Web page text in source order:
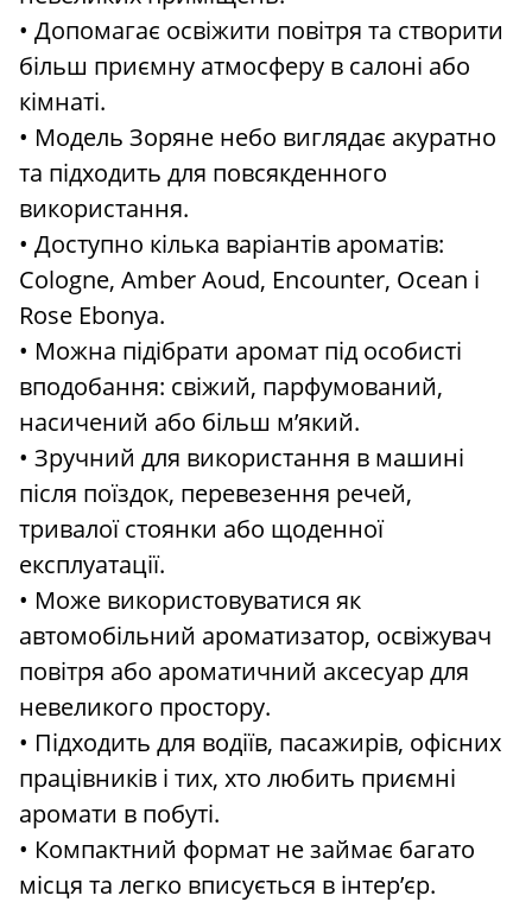
• Допомагає освіжити повітря та створити
більш приємну атмосферу в салоні або
кімнаті.
• Модель Зоряне небо виглядає акуратно
та підходить для повсякденного
використання.
• Доступно кілька варіантів ароматів:
Cologne, Amber Aoud, Encounter, Ocean і
Rose Ebonya.
• Можна підібрати аромат під особисті
вподобання: свіжий, парфумований,
насичений або більш м’який.
• Зручний для використання в машині
після поїздок, перевезення речей,
тривалої стоянки або щоденної
експлуатації.
• Може використовуватися як
автомобільний ароматизатор, освіжувач
повітря або ароматичний аксесуар для
невеликого простору.
• Підходить для водіїв, пасажирів, офісних
працівників і тих, хто любить приємні
аромати в побуті.
• Компактний формат не займає багато
місця та легко вписується в інтер’єр.